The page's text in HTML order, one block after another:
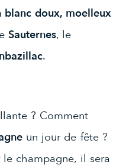
blanc doux, moelleux
Sauternes, le
.
? Comment
un jour de fête ?
champagne, il sera